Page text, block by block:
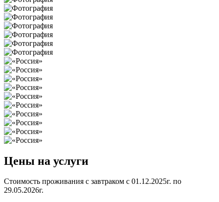
Цены на услуги
Стоимость проживания с завтраком с 01.12.2025г. по
29.05.2026г.